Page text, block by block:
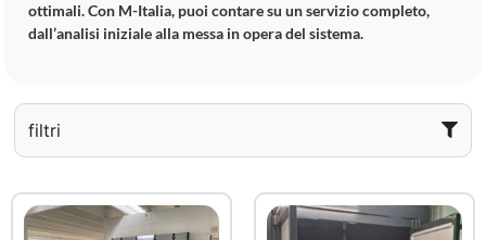
ottimali. Con M-Italia, puoi contare su un servizio completo,
dall’analisi iniziale alla messa in opera del sistema.
filtri